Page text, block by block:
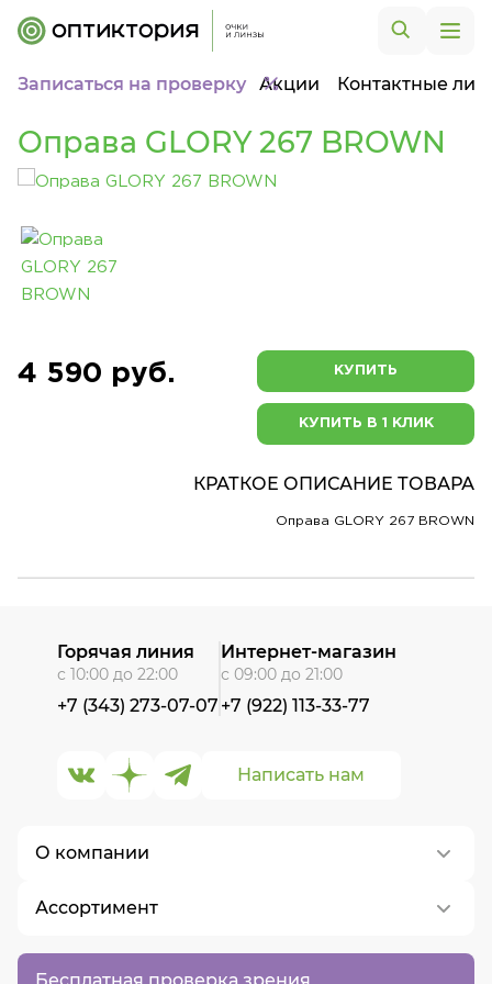
Записаться на проверку Акции Контактные
Оправа GLORY 267 BROWN
4 590 руб. КУПИТЬ
КУПИТЬ В 1 КЛИК
КРАТКОЕ ОПИСАНИЕ ТОВАРА
Оправа GLORY 267 BROWN
Бесплатная проверка зрения
О компании
О нас
Контакты
Ассортимент
Написать нам
Горячая линия
с 10:00 до 22:00
+7 (343) 273-07-07
Интернет-магазин
с 09:00 до 21:00
+7 (922) 113-33-77